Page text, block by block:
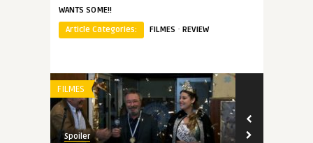
WANTS SOME!!
Article Categories:
FILMES · REVIEW
FILMES
Spoiler